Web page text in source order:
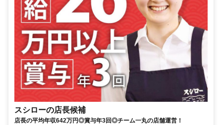
スシローの店長候補
店長の平均年収642万円◎賞与年3回◎チーム一丸の店舗運営！